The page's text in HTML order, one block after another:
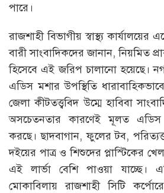
পারে।
রাজশাহী বিভাগীয় স্বাস্থ্য কার্যালয়ের
বারী সাংবাদিকদের জানান, নিয়মিত
হিসেবে এই জরিপ চালানো হয়েছে।
এডিস মশার উপস্থিতি
জেলা কীটতত্ত্ববিদ উম্মে হাবিবা
অসচেতনতার কারণেই মূলত এডিস
করছে। ছাদবাগান, ফুলের টব,
দইয়ের পাত্র ও শিশুদের প্লাস্টিকের
এই লার্ভা বেশি পাওয়া যাচ্ছে।
মোকাবিলায় রাজশাহী সিটি